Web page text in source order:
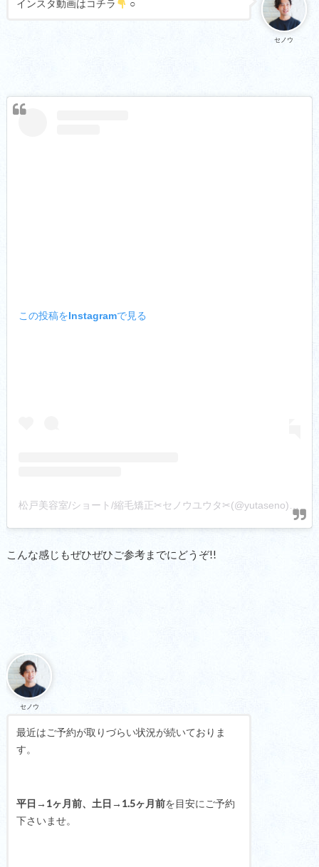
セノウ
インスタ動画はコチラ ○
この投稿をInstagramで見る
こんな感じもぜひぜひご参考までにどうぞ!!
セノウ
最近はご予約が取りづらい状況が続いておりま
す。
平日→1ヶ月前、土日→1.5ヶ月前を目安にご予約
下さいませ。